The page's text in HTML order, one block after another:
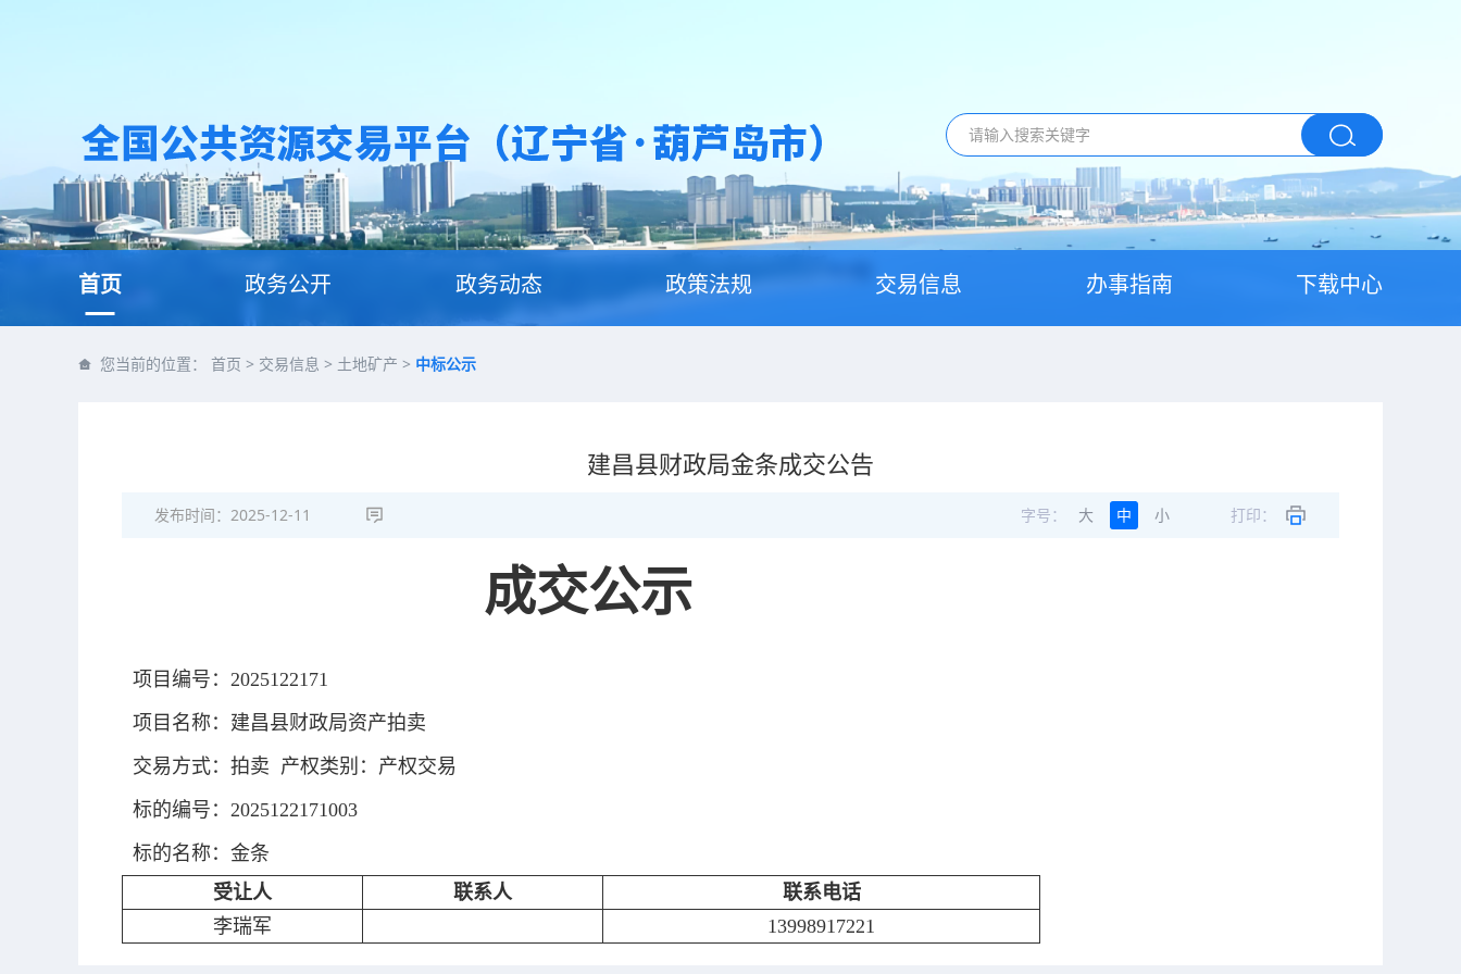
首页 政务公开 政务动态 政策法规 交易信息 办事指南 下载中心
您当前的位置： 首页 > 交易信息 > 土地矿产 > 中标公示
建昌县财政局金条成交公告
发布时间： 2025-12-11 字号： 大 中 小 打印：
成交公示
项目编号：2025122171
项目名称：建昌县财政局资产拍卖
交易方式：拍卖 产权类别：产权交易
标的编号：2025122171003
标的名称：金条
受让人
联系人
联系电话
李瑞军
13998917221